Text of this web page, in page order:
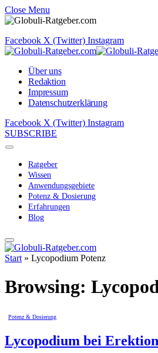
Close Menu
Facebook X (Twitter) Instagram
Über uns
Redaktion
Impressum
Datenschutzerklärung
Facebook X (Twitter) Instagram
SUBSCRIBE
Ratgeber
Wissen
Anwendungsgebiete
Potenz & Dosierung
Erfahrungen
Blog
Start » Lycopodium Potenz
Browsing:
Potenz & Dosierung
Lycopodium bei